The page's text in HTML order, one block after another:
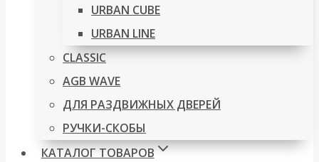
URBAN CUBE
URBAN LINE
CLASSIC
AGB WAVE
ДЛЯ РАЗДВИЖНЫХ ДВЕРЕЙ
РУЧКИ-СКОБЫ
КАТАЛОГ ТОВАРОВ